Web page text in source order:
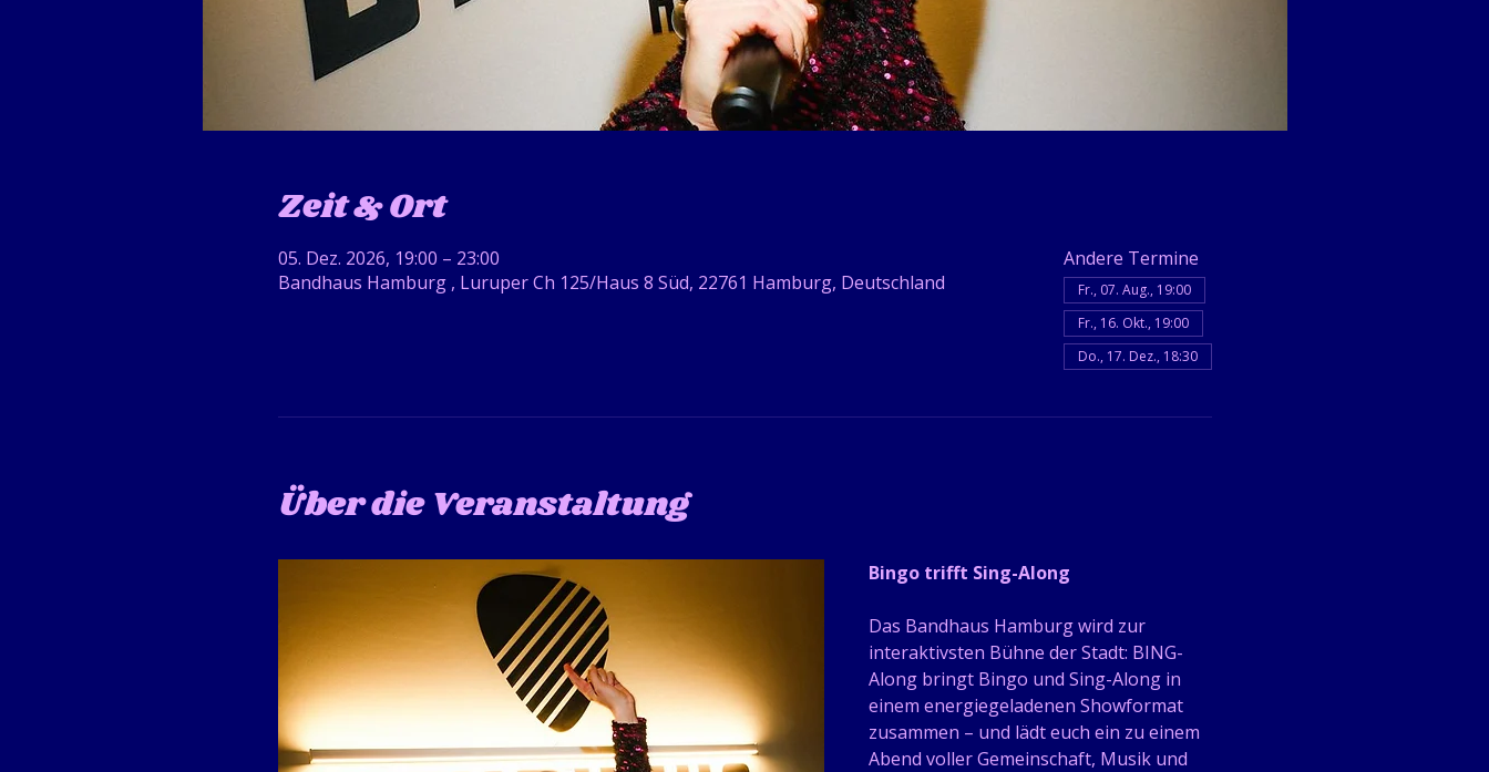
Zeit & Ort
05. Dez. 2026, 19:00 – 23:00
Bandhaus Hamburg , Luruper Ch 125/Haus 8 Süd, 22761 Hamburg, Deutschland
Andere Termine
Fr., 07. Aug., 19:00
Fr., 16. Okt., 19:00
Do., 17. Dez., 18:30
Über die Veranstaltung
Bingo trifft Sing-Along
Das Bandhaus Hamburg wird zur
interaktivsten Bühne der Stadt: BING-
Along bringt Bingo und Sing-Along in
einem energiegeladenen Showformat
zusammen – und lädt euch ein zu einem
Abend voller Gemeinschaft, Musik und